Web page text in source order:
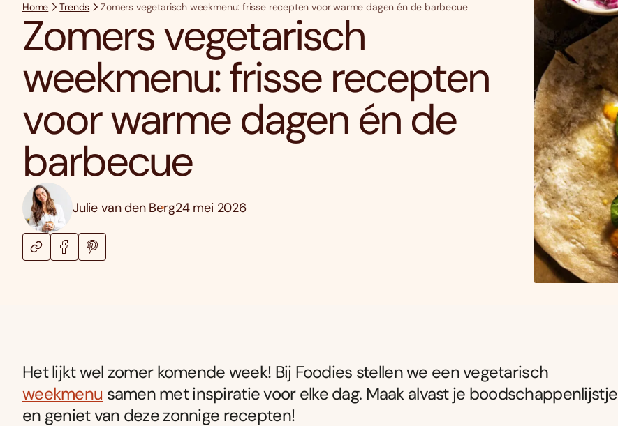
Home Trends Zomers vegetarisch weekmenu: frisse recepten voor warme dagen én de barbecue
Zomers vegetarisch
weekmenu: frisse recepten
voor warme dagen én de
barbecue
Julie van den Berg24 mei 2026
Het lijkt wel zomer komende week! Bij Foodies stellen we een vegetarisch
weekmenu samen met inspiratie voor elke dag. Maak alvast je boodschappenlijstje
en geniet van deze zonnige recepten!